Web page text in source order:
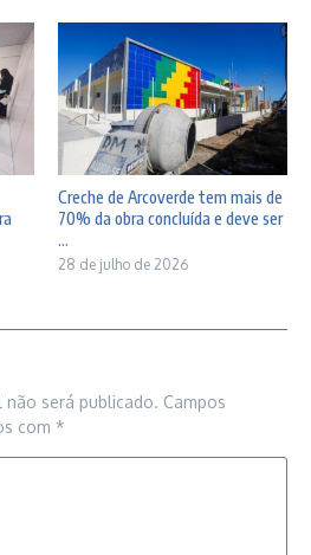
Creche de Arcoverde tem mais de
70% da obra concluída e deve ser
...
28 de julho de 2026
não será publicado. Campos
com *